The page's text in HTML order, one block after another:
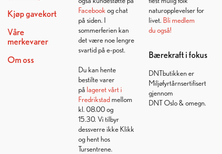
Kjøp gavekort
Våre
merkevarer
Om oss
Facebook og chat
på siden. I
sommerferien kan
det være noe lengre
svartid på e-post.
Du kan hente
bestilte varer
på lageret vårt i
Fredrikstadmellom
kl. 08.00 og
15.30. Vi tilbyr
dessverre ikke Klikk
og hent hos
Tursentrene.
naturopplevelser for
livet. Bli medlem
du også!
Bærekraft i fokus
DNTbutikken er
Miljøfyrtårnsertifisert
gjennom
DNT Oslo & omegn.